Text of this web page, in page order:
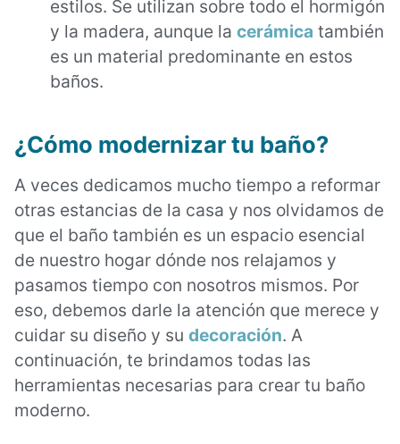
estilos. Se utilizan sobre todo el hormigón
y la madera, aunque la cerámica también
es un material predominante en estos
baños.
¿Cómo modernizar tu baño?
A veces dedicamos mucho tiempo a reformar
otras estancias de la casa y nos olvidamos de
que el baño también es un espacio esencial
de nuestro hogar dónde nos relajamos y
pasamos tiempo con nosotros mismos. Por
eso, debemos darle la atención que merece y
cuidar su diseño y su decoración. A
continuación, te brindamos todas las
herramientas necesarias para crear tu baño
moderno.